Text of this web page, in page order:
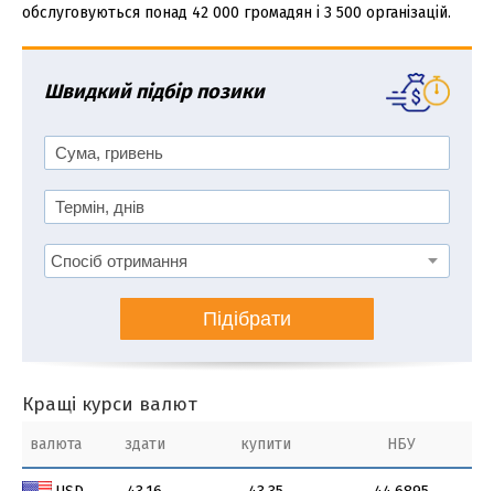
обслуговуються понад 42 000 громадян і 3 500 організацій.
Швидкий підбір позики
Підібрати
Кращі курси валют
валюта здати купити НБУ